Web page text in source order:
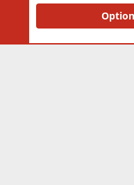
Community platform by
and add-ons by ThemeHouse